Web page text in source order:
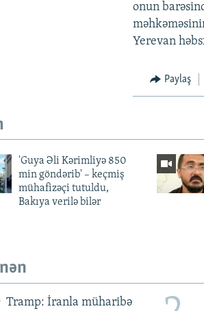
onun
Yerevan
Paylaş
'Guya Əli Kərimliyə 850
min göndərib' – keçmiş
mühafizəçi tutuldu,
Bakıya verilə bilər
Tramp: İranla müharibə